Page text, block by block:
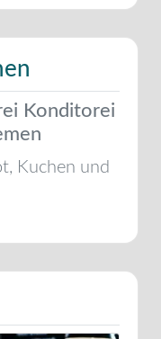
Konditorei
Kuchen und